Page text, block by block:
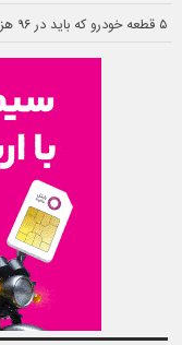
۵ قطعه خودرو که باید در ۹۶ هزار کیلومتر عوض کنید